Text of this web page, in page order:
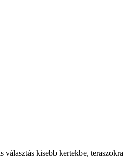
kisebb kertekbe, teraszokra